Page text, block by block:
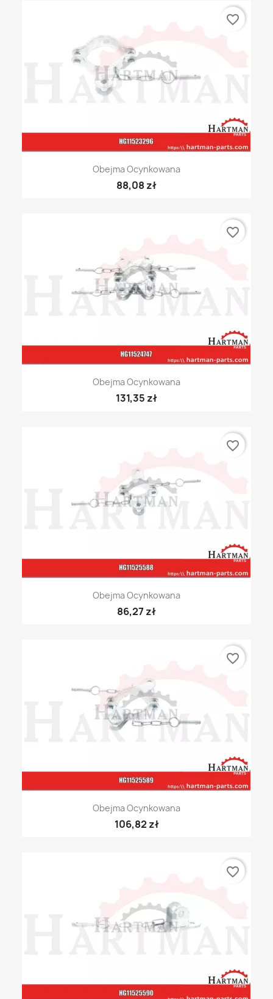
Obejma Ocynkowana
88,08 zł
favorite_border
Obejma Ocynkowana
131,35 zł
favorite_border
Obejma Ocynkowana
86,27 zł
favorite_border
Obejma Ocynkowana
106,82 zł
favorite_border
favorite_border